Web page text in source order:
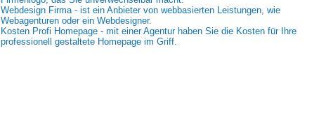
Webdesign Firma - ist ein Anbieter von webbasierten Leistungen, wie
Webagenturen oder ein Webdesigner.
Kosten Profi Homepage - mit einer Agentur haben Sie die Kosten für Ihre
professionell gestaltete Homepage im Griff.